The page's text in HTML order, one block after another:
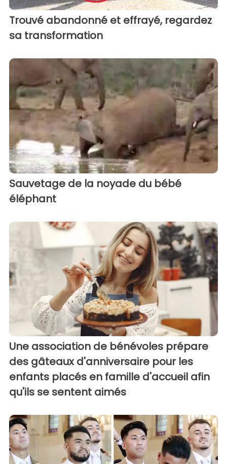
Trouvé abandonné et effrayé, regardez
sa transformation
Sauvetage de la noyade du bébé
éléphant
Une association de bénévoles prépare
des gâteaux d'anniversaire pour les
enfants placés en famille d'accueil afin
qu'ils se sentent aimés